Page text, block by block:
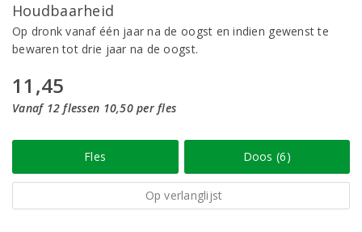
Houdbaarheid
Op dronk vanaf één jaar na de oogst en indien gewenst te
bewaren tot drie jaar na de oogst.
11,45
Vanaf 12 flessen 10,50 per fles
Fles Doos (6)
Op verlanglijst